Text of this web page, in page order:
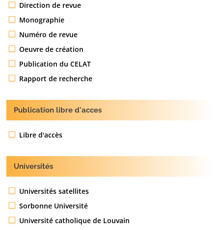
Direction de revue
Monographie
Numéro de revue
Oeuvre de création
Publication du CELAT
Rapport de recherche
Publication libre d'acces
Libre d'accès
Universités
Universités satellites
Sorbonne Université
Université catholique de Louvain